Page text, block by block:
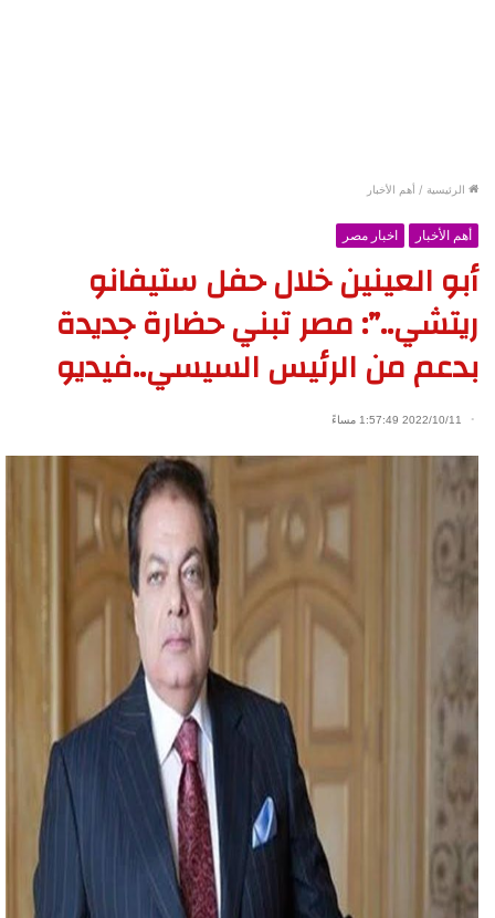
الرئيسية / أهم الأخبار
أهم الأخبار اخبار مصر
أبو العينين خلال حفل ستيفانو
ريتشي..”: مصر تبني حضارة جديدة
بدعم من الرئيس السيسي..فيديو
2022/10/11 1:57:49 مساءً